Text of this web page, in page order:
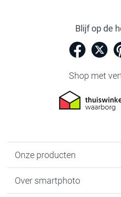
Blijf op de
Shop met
Onze producten
Fotoboeken
Over smartphoto